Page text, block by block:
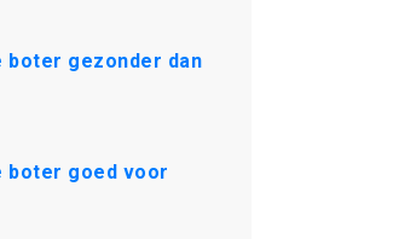
boter gezonder dan
boter goed voor